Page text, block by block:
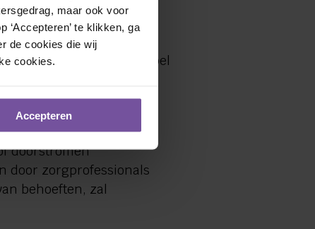
maar ook voor
‘Accepteren’ te klikken, ga
de cookies die wij
cookies.
Accepteren
de zorg. Naast vaste
het mogelijk om flexibel
die eerder kozen voor
maar (nog) geen
doorstromen
door zorgprofessionals
behoeften, zal